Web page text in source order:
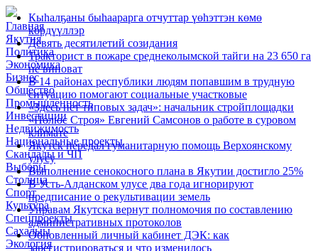
Главная
Якутия
Политика
Экономика
Бизнес
Общество
Промышленность
Инвестиции
Недвижимость
Национальные проекты
Скандалы и ЧП
Выборы
Столица
Спорт
Культура
Спецпроекты
Сахалыы
Экология
Кыһалҕаны быһаарарга отчуттар үөһэттэн көмө
көрдүүллэр
Девять десятилетий созидания
Тракторист в пожаре среднеколымской тайги на 23 650 га
не виноват
В 14 районах республики людям попавшим в трудную
ситуацию помогают социальные участковые
«Здесь нет типовых задач»: начальник стройплощадки
«Полюс Строя» Евгений Самсонов о работе в суровом
климате
Якутск передал гуманитарную помощь Верхоянскому
улусу
Выполнение сенокосного плана в Якутии достигло 25%
В Усть-Алданском улусе два года игнорируют
предписание о рекультивации земель
Управам Якутска вернут полномочия по составлению
административных протоколов
Обновленный личный кабинет ДЭК: как
зарегистрироваться и что изменилось